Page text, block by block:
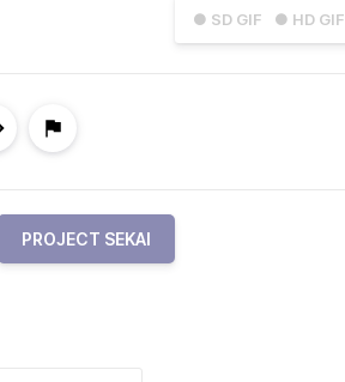
● SD GIF ● HD GIF
PROJECT SEKAI